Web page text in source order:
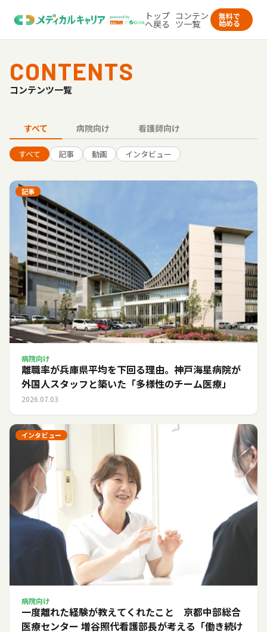
トップ
へ戻る
コンテン
ツ一覧
無料で
始める
CONTENTS
コンテンツ一覧
すべて 病院向け 看護師向け
すべて 記事 動画 インタビュー
記事
病院向け
離職率が兵庫県平均を下回る理由。神戸海星病院が
外国人スタッフと築いた「多様性のチーム医療」
2026.07.03
インタビュー
病院向け
一度離れた経験が教えてくれたこと 京都中部総合
医療センター 増谷照代看護部長が考える「働き続け